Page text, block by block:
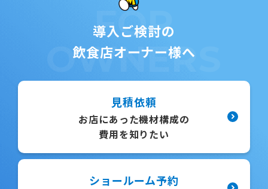
導入ご検討の
飲食店オーナー様へ
FOR
OWNERS
見積依頼
お店にあった機材構成の
費用を知りたい
ショールーム予約